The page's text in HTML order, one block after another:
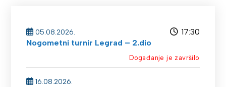
05.08.2026.
17:30
Nogometni turnir Legrad – 2.dio
Događanje je završilo
16.08.2026.